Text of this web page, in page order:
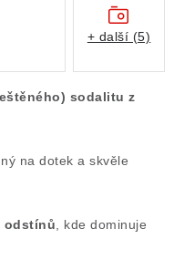
sodalitu z
na dotek a skvěle
odstínů , kde dominuje
+ další (5)